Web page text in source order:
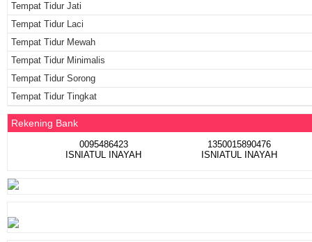
Tempat Tidur Jati
Tempat Tidur Laci
Tempat Tidur Mewah
Tempat Tidur Minimalis
Tempat Tidur Sorong
Tempat Tidur Tingkat
Rekening Bank
0095486423
ISNIATUL INAYAH
1350015890476
ISNIATUL INAYAH